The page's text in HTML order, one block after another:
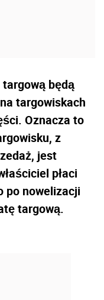
targową będą
targowiskach
Oznacza to
z
jest
płaci
po nowelizacji
targową.